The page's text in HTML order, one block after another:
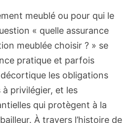
meublé ou pour qui le
« quelle assurance
meublée choisir ? » se
pratique et parfois
les obligations
privilégier, et les
qui protègent à la
À travers l’histoire de